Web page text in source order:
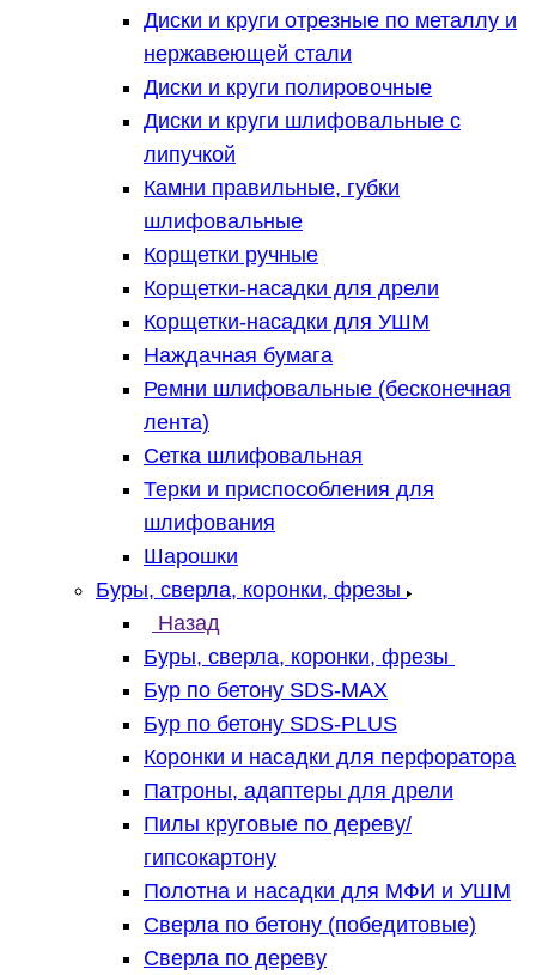
Диски и круги отрезные по металлу и
нержавеющей стали
Диски и круги полировочные
Диски и круги шлифовальные с
липучкой
Камни правильные, губки
шлифовальные
Корщетки ручные
Корщетки-насадки для дрели
Корщетки-насадки для УШМ
Наждачная бумага
Ремни шлифовальные (бесконечная
лента)
Сетка шлифовальная
Терки и приспособления для
шлифования
Шарошки
Буры, сверла, коронки, фрезы
Назад
Буры, сверла, коронки, фрезы
Бур по бетону SDS-MAX
Бур по бетону SDS-PLUS
Коронки и насадки для перфоратора
Патроны, адаптеры для дрели
Пилы круговые по дереву/
гипсокартону
Полотна и насадки для МФИ и УШМ
Сверла по бетону (победитовые)
Сверла по дереву